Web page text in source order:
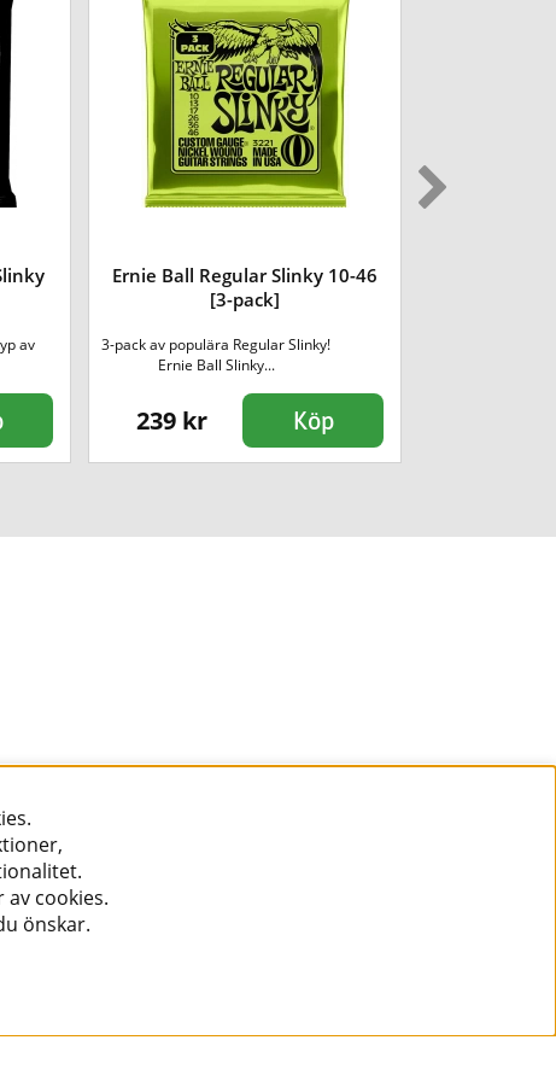
av
Ernie Ball Regular Slinky 10-46
[3-pack]
3-pack av populära Regular Slinky!
Ernie Ball Slinky...
239 kr Köp
cookies.
önskar.